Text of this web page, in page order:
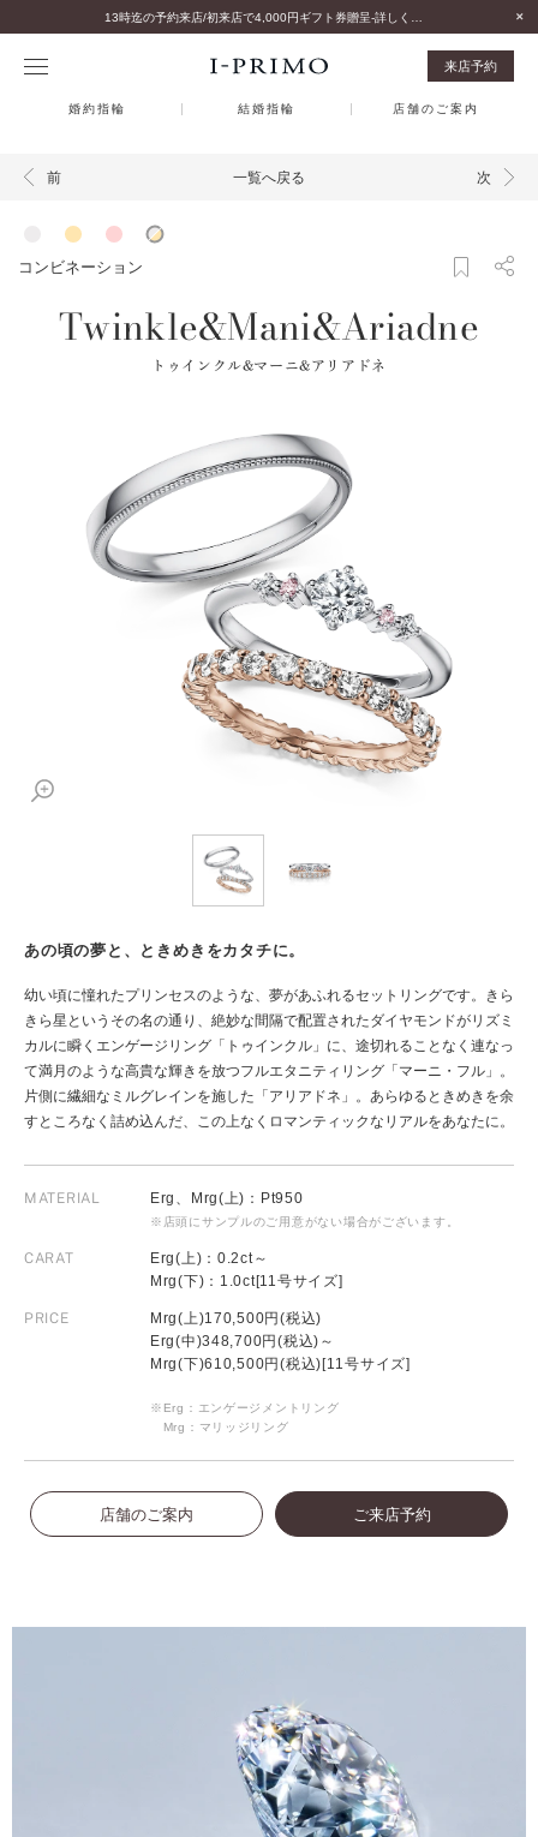
来店予約
婚約指輪 結婚指輪 店舗のご案内
前 一覧へ戻る 次
コンビネーション
Twinkle&Mani&Ariadne
トゥインクル&マーニ&アリアドネ
あの頃の夢と、ときめきをカタチに。
幼い頃に憧れたプリンセスのような、夢があふれるセットリングです。きら
きら星というその名の通り、絶妙な間隔で配置されたダイヤモンドがリズミ
カルに瞬くエンゲージリング「トゥインクル」に、途切れることなく連なっ
て満月のような高貴な輝きを放つフルエタニティリング「マーニ・フル」。
片側に繊細なミルグレインを施した「アリアドネ」。あらゆるときめきを余
すところなく詰め込んだ、この上なくロマンティックなリアルをあなたに。
MATERIAL Erg、Mrg(上)：Pt950
※店頭にサンプルのご用意がない場合がございます。
CARAT
Erg(上)：0.2ct～
Mrg(下)：1.0ct[11号サイズ]
PRICE
Mrg(上)170,500円(税込)
Erg(中)348,700円(税込)～
Mrg(下)610,500円(税込)[11号サイズ]
※Erg：エンゲージメントリング
Mrg：マリッジリング
店舗のご案内 ご来店予約